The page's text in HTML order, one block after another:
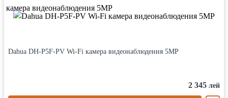
Dahua DH-P5F-PV Wi-Fi камера видеонаблюдения 5MP
2 345 лей